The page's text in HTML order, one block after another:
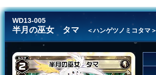
WD13-005
半月の巫女 タマ ＜ハンゲツノミコタマ＞